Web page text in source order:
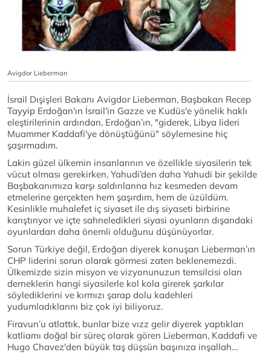
Avigdor Lieberman
İsrail Dışişleri Bakanı Avigdor Lieberman, Başbakan Recep
Tayyip Erdoğan'ın İsrail'in Gazze ve Kudüs'e yönelik haklı
eleştirilerinin ardından, Erdoğan’ın, "giderek, Libya lideri
Muammer Kaddafi'ye dönüştüğünü" söylemesine hiç
şaşırmadım.
Lakin güzel ülkemin insanlarının ve özellikle siyasilerin tek
vücut olması gerekirken, Yahudi’den daha Yahudi bir şekilde
Başbakanımıza karşı saldırılarına hız kesmeden devam
etmelerine gerçekten hem şaşırdım, hem de üzüldüm.
Kesinlikle muhalefet iç siyaset ile dış siyaseti birbirine
karıştırıyor ve içte sahneledikleri siyasi oyunların dışarıdaki
oyunlardan daha önemli olduğunu düşünüyorlar.
Sorun Türkiye değil, Erdoğan diyerek konuşan Lieberman’ın
CHP liderini sorun olarak görmesi zaten beklenemezdi.
Ülkemizde sizin misyon ve vizyonunuzun temsilcisi olan
derneklerin hangi siyasilerle kol kola girerek şarkılar
söylediklerini ve kırmızı şarap dolu kadehleri
yudumladıklarını biz çok iyi biliyoruz.
Firavun’u atlattık, bunlar bize vızz gelir diyerek yaptıkları
katliamı doğal bir süreç olarak gören Lieberman, Kaddafi ve
Hugo Chavez'den büyük taş düşsün başınıza inşallah…